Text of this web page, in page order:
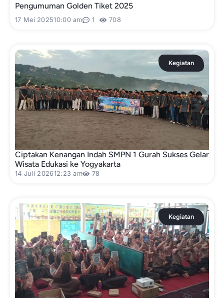
Pengumuman Golden Tiket 2025
17 Mei 202510:00 am 1 708
Kegiatan
Ciptakan Kenangan Indah SMPN 1 Gurah Sukses Gelar
Wisata Edukasi ke Yogyakarta
14 Juli 202612:23 am 78
Kegiatan